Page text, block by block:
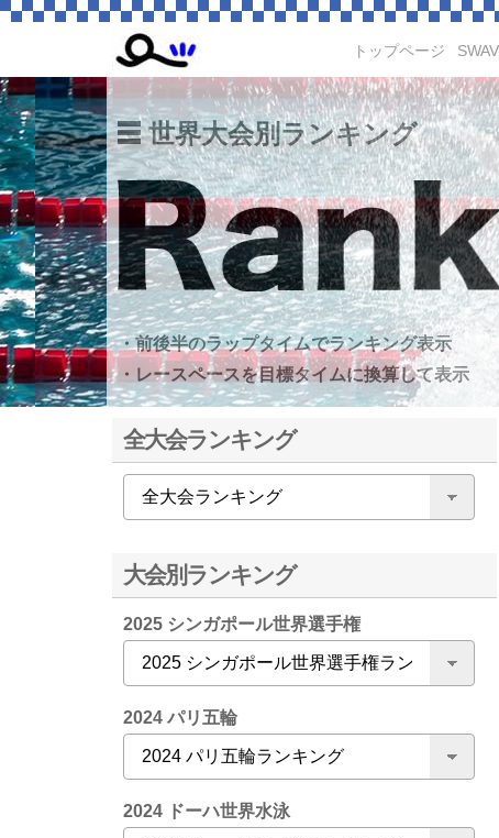
トップページ
世界大会別ランキング
・前後半のラップタイムでランキング表示
・レースペースを目標タイムに換算して表示
全大会ランキング
大会別ランキング
2025 シンガポール世界選手権
2024 パリ五輪
2024 ドーハ世界水泳